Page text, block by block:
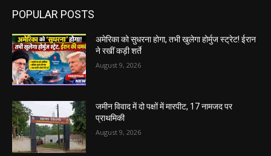
POPULAR POSTS
अमेरिका को सुधरना होगा, तभी खुलेगा होर्मुज स्ट्रेट! ईरान
ने रखीं कड़ी शर्ते
August 9, 2026
जमीन विवाद में दो पक्षों में मारपीट, 17 नामजद पर
प्राथमिकी
August 9, 2026